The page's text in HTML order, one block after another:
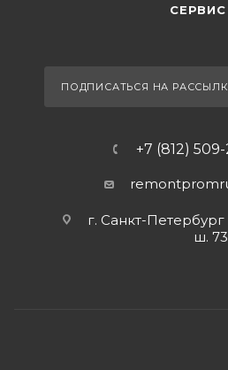
СЕРВИС
ПОДПИСАТЬСЯ НА
+7 (812)
г. Санкт-
ш. 73